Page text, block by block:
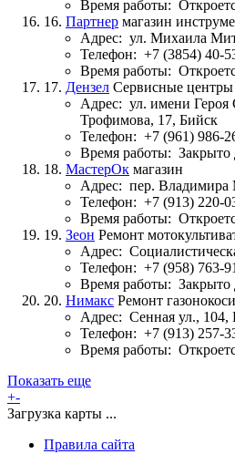
Время работы:
16. Партнер магазин
Адрес: ул. Михаила
Телефон: +7 (3854) 40-
Время работы:
17. Дензел Сервисные
Адрес: ул. имени Героя
Трофимова, 17, Бийск
Телефон: +7 (961) 986-
Время работы: Закрыто
18. МастерОк магазин
Адрес: пер. Владимира
Телефон: +7 (913) 220-
Время работы:
19. Зеон Ремонт
Адрес:
Телефон: +7 (958) 763-
Время работы: Закрыто
20. Нимакс Ремонт
Адрес: Сенная ул., 104,
Телефон: +7 (913) 257-
Время работы:
Показать еще
+-
Загрузка карты ...
Правила сайта